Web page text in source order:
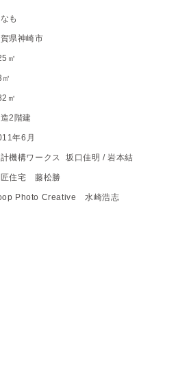
も
県神崎市
㎡
㎡
2階建
年6月
機構ワークス 坂口佳明 / 岩本結
住宅 藤松勝
Photo Creative 水崎浩志